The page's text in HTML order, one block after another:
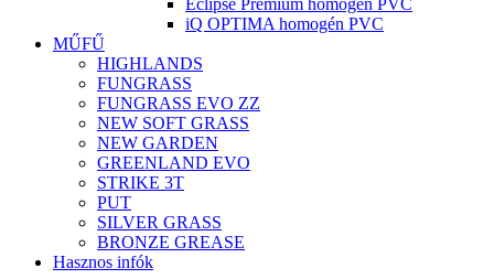
Eclipse Premium homogén PVC
iQ OPTIMA homogén PVC
MŰFŰ
HIGHLANDS
FUNGRASS
FUNGRASS EVO ZZ
NEW SOFT GRASS
NEW GARDEN
GREENLAND EVO
STRIKE 3T
PUT
SILVER GRASS
BRONZE GREASE
Hasznos infók